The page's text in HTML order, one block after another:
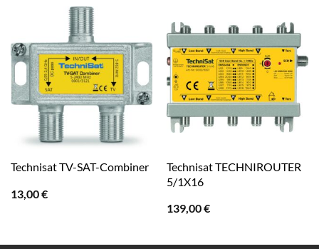
Technisat TV-SAT-Combiner
13,00€
Technisat TECHNIROUTER
5/1X16
139,00€